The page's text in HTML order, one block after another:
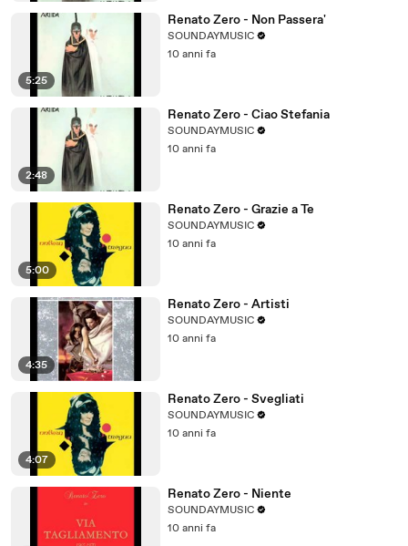
5:25
Renato Zero - Non Passera'
SOUNDAYMUSIC
10 anni fa
2:48
Renato Zero - Ciao Stefania
SOUNDAYMUSIC
10 anni fa
5:00
Renato Zero - Grazie a Te
SOUNDAYMUSIC
10 anni fa
4:35
Renato Zero - Artisti
SOUNDAYMUSIC
10 anni fa
4:07
Renato Zero - Svegliati
SOUNDAYMUSIC
10 anni fa
Renato Zero - Niente
SOUNDAYMUSIC
10 anni fa